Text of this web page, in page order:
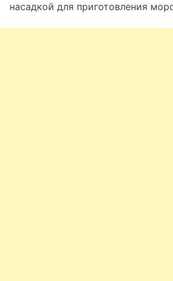
насадкой для приготовления